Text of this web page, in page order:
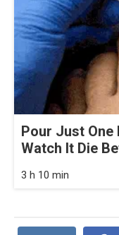
Pour Just
Watch It Die
3 h 10 min